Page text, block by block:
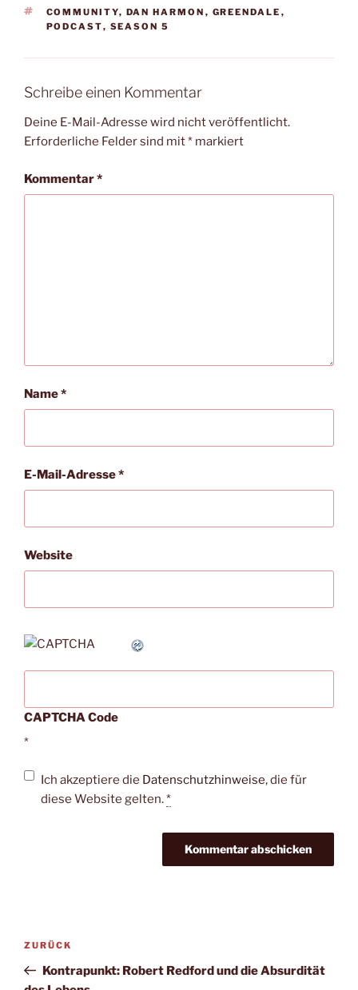
SCHLAGWÖRTER
COMMUNITY, DAN HARMON , GREENDALE ,
PODCAST, SEASON 5
Schreibe einen Kommentar
Deine E-Mail-Adresse wird nicht veröffentlicht.
Erforderliche Felder sind mit* markiert
Kommentar*
Name*
E-Mail-Adresse*
Website
CAPTCHA Code
*
Ich akzeptiere die Datenschutzhinweise, die für
diese Website gelten.*
Beitragsnavigation
Vorheriger
Beitrag
ZURÜCK
Kontrapunkt: Robert Redford und die Absurdität